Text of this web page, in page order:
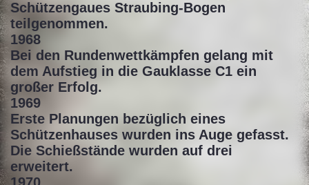
Schützengaues Straubing-Bogen
teilgenommen.
1968
Bei den Rundenwettkämpfen gelang mit
dem Aufstieg in die Gauklasse C1 ein
großer Erfolg.
1969
Erste Planungen bezüglich eines
Schützenhauses wurden ins Auge gefasst.
Die Schießstände wurden auf drei
erweitert.